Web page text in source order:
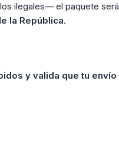
ilegales— el paquete será
la República.
y valida que tu envío